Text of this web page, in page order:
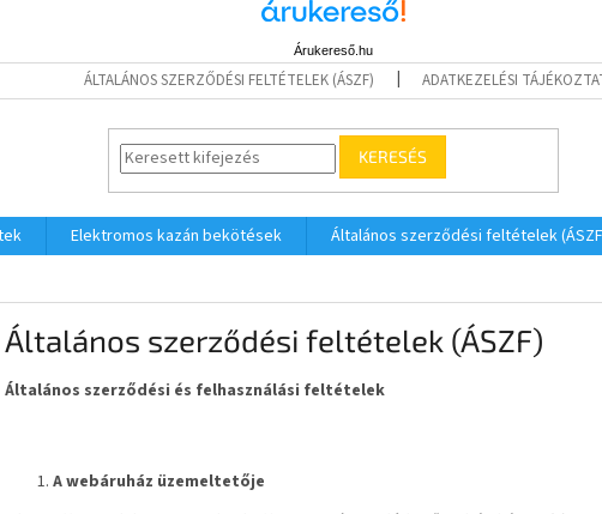
Árukereső.hu
ÁLTALÁNOS SZERZŐDÉSI FELTÉTELEK (ÁSZF) ADATKEZELÉSI
KERESÉS
Elektromos kazán bekötések
Általános szerződési feltételek
Általános szerződési feltételek (ÁSZF)
Általános szerződési és felhasználási feltételek
A webáruház üzemeltetője